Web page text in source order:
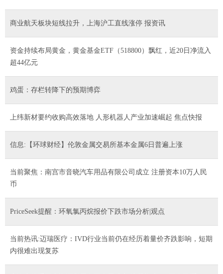
商业航天板块短线拉升，上海沪工直线涨停 报资讯
资金持续布局黄金，黄金基金ETF（518800）飘红，近20日净流入
超44亿元
鸡蛋：存栏转降下的预期博弈
上纬新材要约收购高效落地 人形机器人产业加速崛起 焦点快报
信息:【环球财经】伦敦金属交易所基本金属6日普遍上涨
当前聚焦：南宫市音晓汽车用品有限公司成立 注册资本10万人民
币
PriceSeek提醒：环氧氯丙烷报价下跌市场分析|观点
当前热讯:迈瑞医疗：IVD行业当前仍在经历着量价齐跌影响，短期
内很难出现复苏